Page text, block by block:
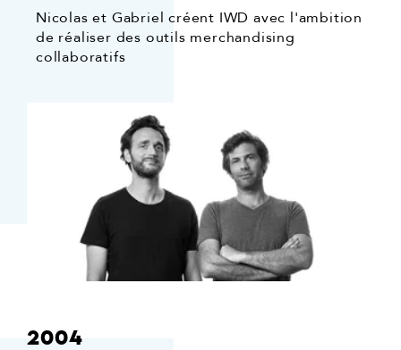
Nicolas et Gabriel créent IWD avec l'ambition
de réaliser des outils merchandising
collaboratifs
2004